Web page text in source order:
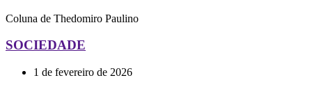
Coluna de Thedomiro Paulino
SOCIEDADE
1 de fevereiro de 2026